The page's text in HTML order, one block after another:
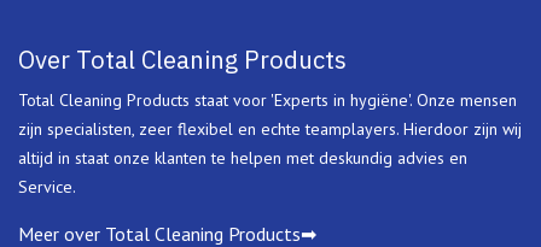
Over Total Cleaning Products
Total Cleaning Products staat voor 'Experts in hygiëne'. Onze mensen
zijn specialisten, zeer flexibel en echte teamplayers. Hierdoor zijn wij
altijd in staat onze klanten te helpen met deskundig advies en
Service.
Meer over Total Cleaning Products➡